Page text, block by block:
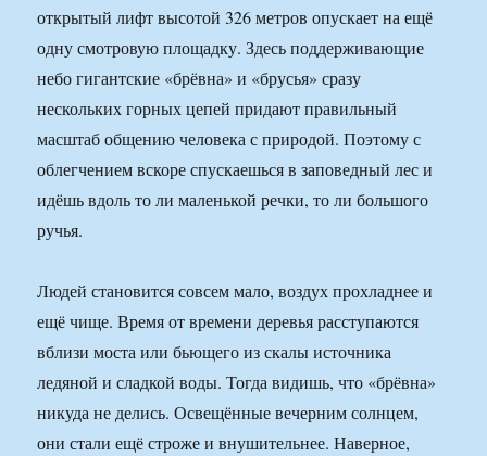
открытый лифт высотой 326 метров опускает на ещё
одну смотровую площадку. Здесь поддерживающие
небо гигантские «брёвна» и «брусья» сразу
нескольких горных цепей придают правильный
масштаб общению человека с природой. Поэтому с
облегчением вскоре спускаешься в заповедный лес и
идёшь вдоль то ли маленькой речки, то ли большого
ручья.
Людей становится совсем мало, воздух прохладнее и
ещё чище. Время от времени деревья расступаются
вблизи моста или бьющего из скалы источника
ледяной и сладкой воды. Тогда видишь, что «брёвна»
никуда не делись. Освещённые вечерним солнцем,
они стали ещё строже и внушительнее. Наверное,